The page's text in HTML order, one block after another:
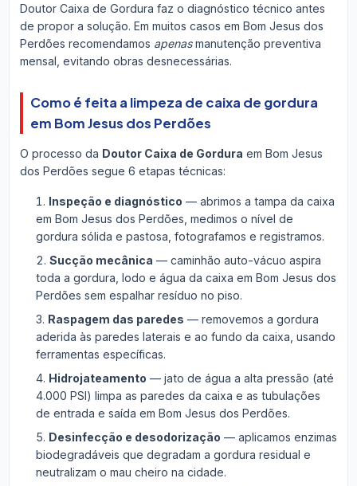
Doutor Caixa de Gordura faz o diagnóstico técnico antes
de propor a solução. Em muitos casos em Bom Jesus dos
Perdões recomendamos apenasmanutenção preventiva
mensal, evitando obras desnecessárias.
Como é feita a limpeza de caixa de gordura
em Bom Jesus dos Perdões
O processo da Doutor Caixa de Gordura em Bom Jesus
dos Perdões segue 6 etapas técnicas:
Inspeção e diagnóstico — abrimos a tampa da caixa
em Bom Jesus dos Perdões, medimos o nível de
gordura sólida e pastosa, fotografamos e registramos.
Sucção mecânica — caminhão auto-vácuo aspira
toda a gordura, lodo e água da caixa em Bom Jesus dos
Perdões sem espalhar resíduo no piso.
Raspagem das paredes — removemos a gordura
aderida às paredes laterais e ao fundo da caixa, usando
ferramentas específicas.
Hidrojateamento — jato de água a alta pressão (até
4.000 PSI) limpa as paredes da caixa e as tubulações
de entrada e saída em Bom Jesus dos Perdões.
Desinfecção e desodorização — aplicamos enzimas
biodegradáveis que degradam a gordura residual e
neutralizam o mau cheiro na cidade.